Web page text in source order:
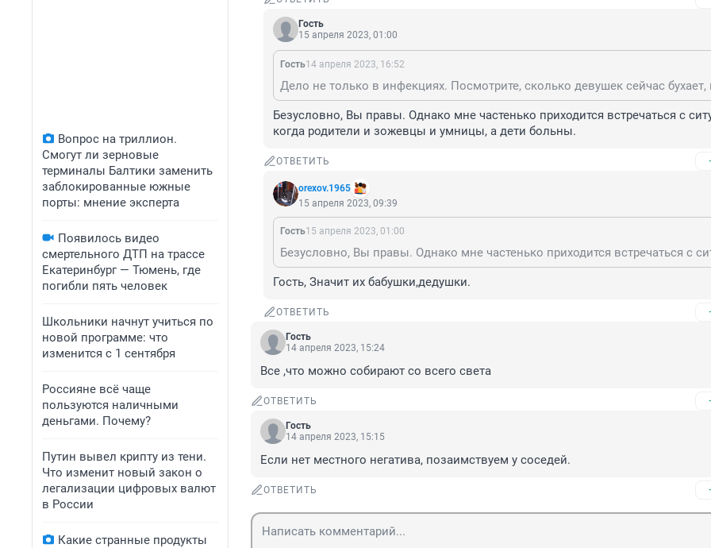
Вопрос на триллион.
Смогут ли зерновые
терминалы Балтики заменить
заблокированные южные
порты: мнение эксперта
Появилось видео
смертельного ДТП на трассе
Екатеринбург — Тюмень, где
погибли пять человек
Школьники начнут учиться по
новой программе: что
изменится с 1 сентября
Россияне всё чаще
пользуются наличными
деньгами. Почему?
Путин вывел крипту из тени.
Что изменит новый закон о
легализации цифровых валют
в России
Какие странные продукты
Гость
15 апреля 2023, 01:00
Гость14 апреля 2023, 16:52
Безусловно, Вы правы. Однако мне частенько приходится встречаться с
когда родители и зожевцы и умницы, а дети больны.
ОТВЕТИТЬ
orexov.1965
15 апреля 2023, 09:39
Гость15 апреля 2023, 01:00
Гость, Значит их бабушки,дедушки.
ОТВЕТИТЬ
Гость
14 апреля 2023, 15:24
Все ,что можно собирают со всего света
ОТВЕТИТЬ
Гость
14 апреля 2023, 15:15
Если нет местного негатива, позаимствуем у соседей.
ОТВЕТИТЬ